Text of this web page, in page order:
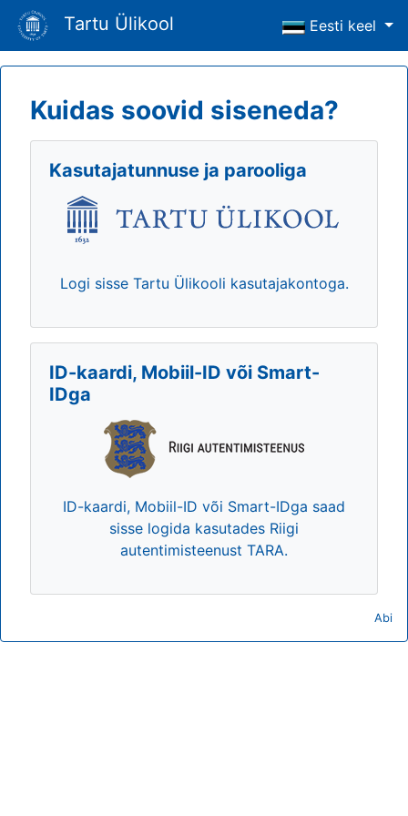
Tartu Ülikool Eesti keel
Kuidas soovid siseneda?
Kasutajatunnuse ja parooliga
Logi sisse Tartu Ülikooli kasutajakontoga.
ID-kaardi, Mobiil-ID või Smart-
IDga
ID-kaardi, Mobiil-ID või Smart-IDga saad
sisse logida kasutades Riigi
autentimisteenust TARA.
Abi